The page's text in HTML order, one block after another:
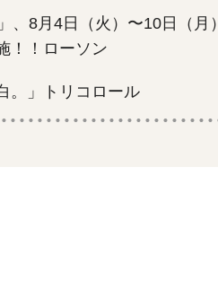
8月4日（火）〜10日（月）
！！ローソン
。」トリコロール